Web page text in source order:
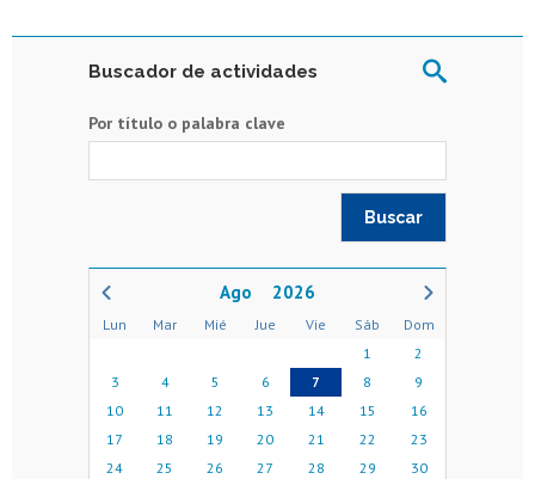
Buscador de actividades
Por título o palabra clave
2026
Lun Mar Mié Jue Vie Sáb
Dom
1
2
3
4 5 6 7 8
9
10
11 12 13 14 15
16
17
18 19 20 21 22
23
24
25 26 27 28 29
30